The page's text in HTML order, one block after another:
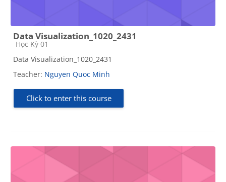
Data Visualization_1020_2431
Course category
Học Kỳ 01
Data Visualization_1020_2431
Teacher: Nguyen Quoc Minh
Click to enter this course